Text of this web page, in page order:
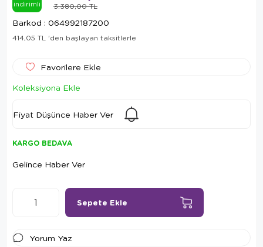
indirimli 3.380,00 TL
Barkod : 064992187200
414,05 TL 'den başlayan taksitlerle
Favorilere Ekle
Koleksiyona Ekle
Fiyat Düşünce Haber Ver
KARGO BEDAVA
Gelince Haber Ver
Yorum Yaz